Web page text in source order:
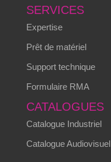
SERVICES
Expertise
Prêt de matériel
Support technique
Formulaire RMA
CATALOGUES
Catalogue Industriel
Catalogue Audiovisuel